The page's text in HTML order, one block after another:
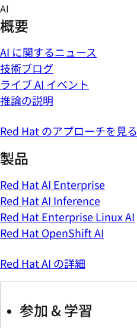
Skip
to
content
AI
概要
AI に関するニュース
技術ブログ
ライブ AI イベント
推論の説明
Red Hat のアプローチを見る
製品
Red Hat AI Enterprise
Red Hat AI Inference
Red Hat Enterprise Linux AI
Red Hat OpenShift AI
Red Hat AI の詳細
参加 & 学習